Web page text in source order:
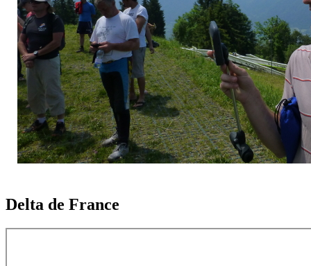
Delta de France